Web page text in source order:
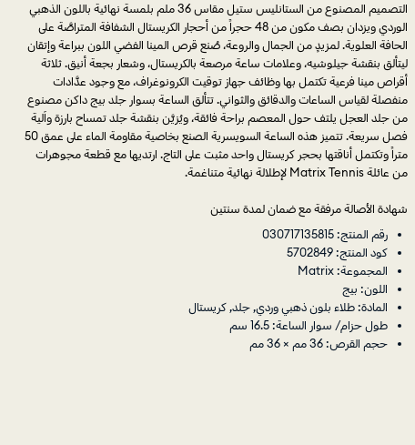
التصميم المصنوع من الستانليس ستيل مقاس 36 ملم بلمسة نهائية باللون الذهبي
الوردي ويزدان بصف مكون من 48 حجراً من أحجار الكريستال الشفافة المتراصَّة على
الحافة العلوية. لمزيدٍ من الجمال والروعة، صُنع قرص المينا الفضي اللون ببراعة وإتقان
ليتألق بنقشة جيلوشيه، وعلامات ساعة مرصعة بالكريستال، وشعار بجعة أنيق. ثلاثة
أقراص مينا فرعية تكتمل بها وظائف جهاز توقيت الكرونوغراف، مع وجود عدَّادات
منفصلة لقياس الساعات والدقائق والثواني. تتألق الساعة بسوار جلد بيج داكن مصنوع
من جلد العجل يلتف حول المعصم براحة فائقة، ويُزيَّن بنقشة جلد تمساح بارزة وآلية
فصل سريعة. تتميز هذه الساعة السويسرية الصنع بخاصية مقاومة الماء على عمق 50
متراً وتكتمل أناقتها بحجر كريستال واحد مثبت على التاج. ارتديها مع قطعة مجوهرات
من عائلة Matrix Tennis لإطلالة نهائية متناغمة.
شهادة الأصالة مرفقة مع ضمان لمدة سنتين
رقم المنتج: 030717135815
كود المنتج: 5702849
المجموعة: Matrix
اللون: بيج
المادة: طلاء بلون ذهبي وردي, جلد, كريستال
طول حزام/ سوار الساعة: 16.5 سم
حجم القرص: 36 مم × 36 مم